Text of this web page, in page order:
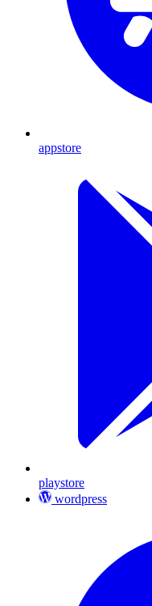
appstore
playstore
wordpress